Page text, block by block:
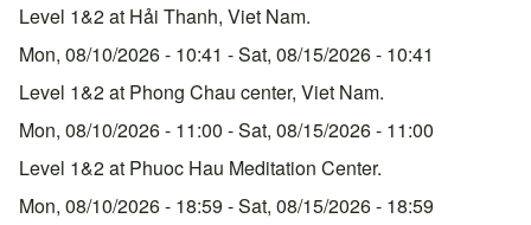
Level 1&2 at Hải Thanh, Viet Nam.
Mon, 08/10/2026 - 10:41 -Sat, 08/15/2026 - 10:41
Level 1&2 at Phong Chau center, Viet Nam.
Mon, 08/10/2026 - 11:00 -Sat, 08/15/2026 - 11:00
Level 1&2 at Phuoc Hau Meditation Center.
Mon, 08/10/2026 - 18:59 -Sat, 08/15/2026 - 18:59